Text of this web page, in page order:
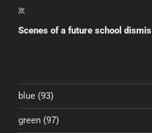
ビ
ゲ
ン
稿
次
の
次
Scenes of a future school dismis
blue (93)
green (97)